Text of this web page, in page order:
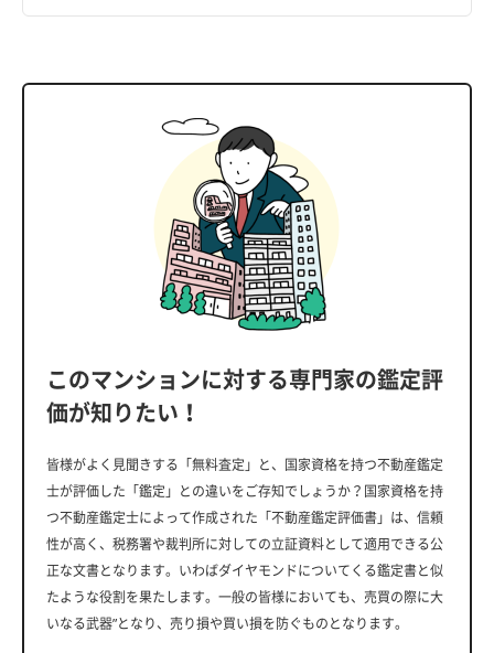
このマンションに対する専門家の鑑定評
価が知りたい！
皆様がよく見聞きする「無料査定」と、国家資格を持つ不動産鑑定
士が評価した「鑑定」との違いをご存知でしょうか？国家資格を持
つ不動産鑑定士によって作成された「不動産鑑定評価書」は、信頼
性が高く、税務署や裁判所に対しての立証資料として適用できる公
正な文書となります。いわばダイヤモンドについてくる鑑定書と似
たような役割を果たします。一般の皆様においても、売買の際に大
いなる武器”となり、売り損や買い損を防ぐものとなります。